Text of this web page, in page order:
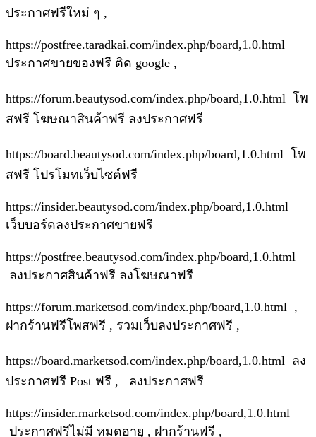
ประกาศฟรีใหม่ ๆ ,
https://postfree.taradkai.com/index.php/board,1.0.html
ประกาศขายของฟรี ติด google ,
https://forum.beautysod.com/index.php/board,1.0.html โพ
สฟรี โฆษณาสินค้าฟรี ลงประกาศฟรี
https://board.beautysod.com/index.php/board,1.0.html โพ
สฟรี โปรโมทเว็บไซต์ฟรี
https://insider.beautysod.com/index.php/board,1.0.html
เว็บบอร์ดลงประกาศขายฟรี
https://postfree.beautysod.com/index.php/board,1.0.html
ลงประกาศสินค้าฟรี ลงโฆษณาฟรี
https://forum.marketsod.com/index.php/board,1.0.html ,
ฝากร้านฟรีโพสฟรี , รวมเว็บลงประกาศฟรี ,
https://board.marketsod.com/index.php/board,1.0.html ลง
ประกาศฟรี Post ฟรี , ลงประกาศฟรี
https://insider.marketsod.com/index.php/board,1.0.html
ประกาศฟรีไม่มี หมดอายุ , ฝากร้านฟรี ,